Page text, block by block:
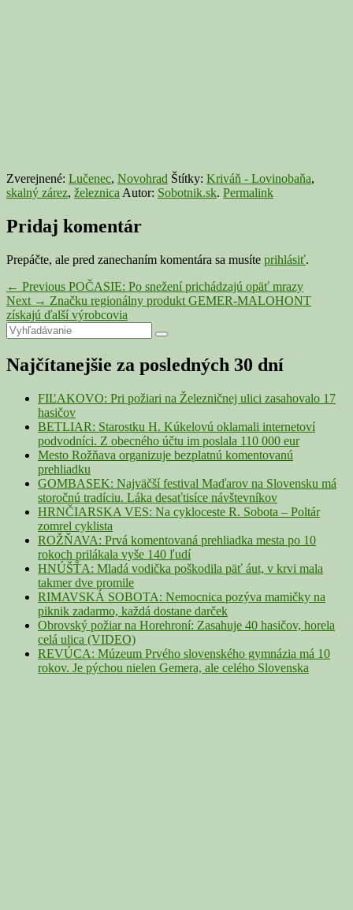
Zverejnené: Lučenec, Novohrad Štítky: Kriváň - Lovinobaňa,
skalný zárez, železnicaAutor: Sobotnik.sk. Permalink
Pridaj komentár
Prepáčte, ale pred zanechaním komentára sa musíte prihlásiť.
Navigácia
v
článku
← Previous Previous
post:
POČASIE: Po snežení prichádzajú opäť mrazy
Next → Next
post:
Značku regionálny produkt GEMER-MALOHONT
získajú ďalší výrobcovia
Primary
Sidebar
Widget
Area
Search
for:
Search
Najčítanejšie za posledných 30 dní
FIĽAKOVO: Pri požiari na Železničnej ulici zasahovalo 17
hasičov
BETLIAR: Starostku H. Kúkelovú oklamali internetoví
podvodníci. Z obecného účtu im poslala 110 000 eur
Mesto Rožňava organizuje bezplatnú komentovanú
prehliadku
GOMBASEK: Najväčší festival Maďarov na Slovensku má
storočnú tradíciu. Láka desaťtisíce návštevníkov
HRNČIARSKA VES: Na cykloceste R. Sobota – Poltár
zomrel cyklista
ROŽŇAVA: Prvá komentovaná prehliadka mesta po 10
rokoch prilákala vyše 140 ľudí
HNÚŠŤA: Mladá vodička poškodila päť áut, v krvi mala
takmer dve promile
RIMAVSKÁ SOBOTA: Nemocnica pozýva mamičky na
piknik zadarmo, každá dostane darček
Obrovský požiar na Horehroní: Zasahuje 40 hasičov, horela
celá ulica (VIDEO)
REVÚCA: Múzeum Prvého slovenského gymnázia má 10
rokov. Je pýchou nielen Gemera, ale celého Slovenska